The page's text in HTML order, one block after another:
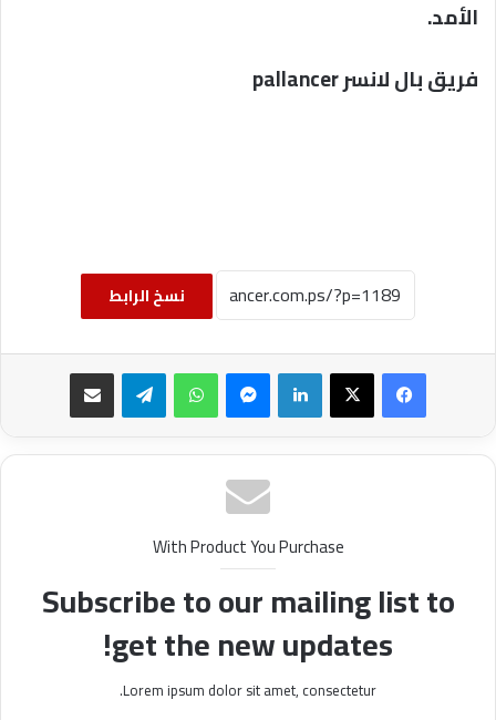
الأمد.
فريق بال لانسرpallancer
نسخ الرابط
فيسبوك لينكدإن واتساب تيلقرام
With Product You Purchase
Subscribe to our mailing list to
get the new updates!
Lorem ipsum dolor sit amet, consectetur.